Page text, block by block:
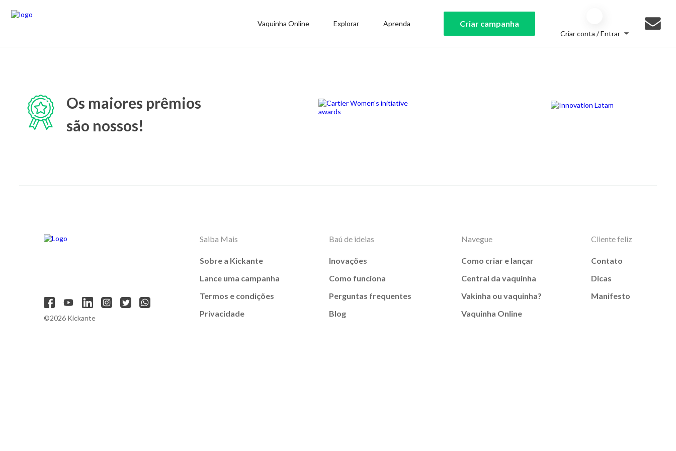
Vaquinha Online Explorar Aprenda Criar campanha
Criar conta / Entrar
Os maiores prêmios
são nossos!
©2026 Kickante
Saiba Mais
Sobre a Kickante
Lance uma campanha
Termos e condições
Privacidade
Baú de ideias
Inovações
Como funciona
Perguntas frequentes
Blog
Navegue
Como criar e lançar
Central da vaquinha
Vakinha ou vaquinha?
Vaquinha Online
Cliente feliz
Contato
Dicas
Manifesto